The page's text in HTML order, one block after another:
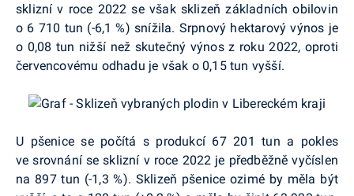
sklizní v roce 2022 se však sklizeň základních obilovin
o 6 710 tun (-6,1 %) snížila. Srpnový hektarový výnos je
o 0,08 tun nižší než skutečný výnos z roku 2022, oproti
červencovému odhadu je však o 0,15 tun vyšší.
U pšenice se počítá s produkcí 67 201 tun a pokles
ve srovnání se sklizní v roce 2022 je předběžně vyčíslen
na 897 tun (-1,3 %). Sklizeň pšenice ozimé by měla být